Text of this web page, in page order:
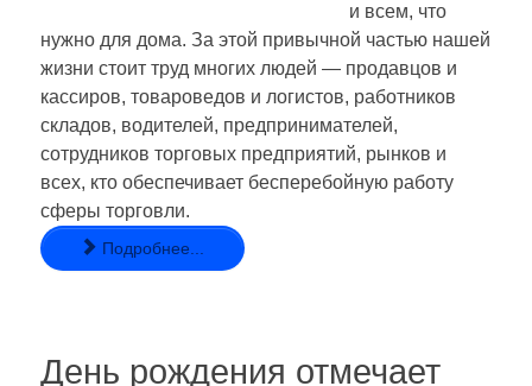
и всем, что
нужно для дома. За этой привычной частью нашей
жизни стоит труд многих людей — продавцов и
кассиров, товароведов и логистов, работников
складов, водителей, предпринимателей,
сотрудников торговых предприятий, рынков и
всех, кто обеспечивает бесперебойную работу
сферы торговли.
Подробнее...
День рождения отмечает